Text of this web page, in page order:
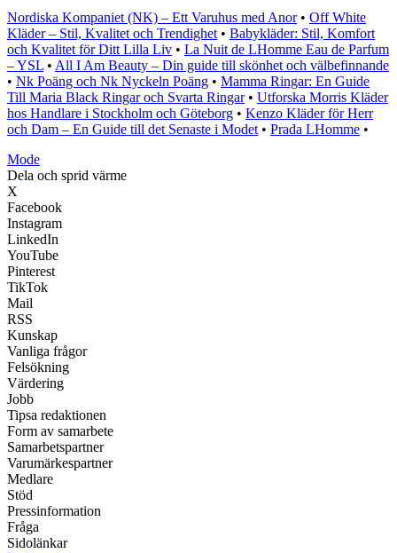
Nordiska Kompaniet (NK) – Ett Varuhus med Anor• Off White
Kläder – Stil, Kvalitet och Trendighet • Babykläder: Stil, Komfort
och Kvalitet för Ditt Lilla Liv • La Nuit de LHomme Eau de Parfum
– YSL • All I Am Beauty – Din guide till skönhet och välbefinnande
• Nk Poäng och Nk Nyckeln Poäng • Mamma Ringar: En Guide
Till Maria Black Ringar och Svarta Ringar• Utforska Morris Kläder
hos Handlare i Stockholm och Göteborg • Kenzo Kläder för Herr
och Dam – En Guide till det Senaste i Modet • Prada LHomme •
Mode
Dela och sprid värme
X
Facebook
Instagram
LinkedIn
YouTube
Pinterest
TikTok
Mail
RSS
Kunskap
Vanliga frågor
Felsökning
Värdering
Jobb
Tipsa redaktionen
Form av samarbete
Samarbetspartner
Varumärkespartner
Medlare
Stöd
Pressinformation
Fråga
Sidolänkar